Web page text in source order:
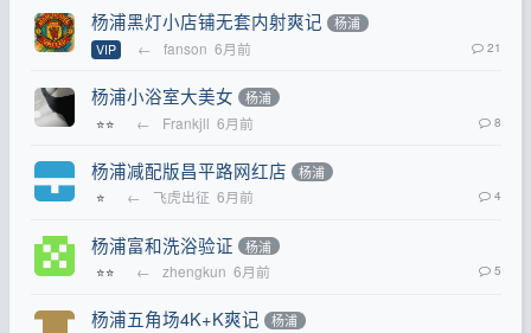
杨浦黑灯小店铺无套内射爽记 杨浦
VIP ← fanson 6月前 21
杨浦小浴室大美女 杨浦
⭐⭐ ← Frankjll 6月前 8
杨浦减配版昌平路网红店 杨浦
⭐ ← 飞虎出征 6月前 4
杨浦富和洗浴验证 杨浦
⭐⭐ ← zhengkun 6月前 5
杨浦五角场4K+K爽记 杨浦